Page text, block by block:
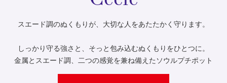
スエード調のぬくもりが、大切な人をあたたかく守ります。
しっかり守る強さと、そっと包み込むぬくもりをひとつに。
金属とスエード調、二つの感覚を兼ね備えたソウルプチポット